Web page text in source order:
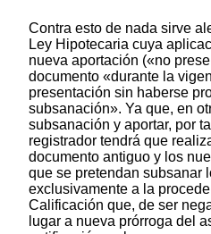
Contra esto de nada sirve
Ley Hipotecaria cuya
nueva aportación («no
documento «durante la
presentación sin haberse
subsanación». Ya que, en
subsanación y aportar, por
registrador tendrá que
documento antiguo y los
que se pretendan subsanar
exclusivamente a la
Calificación que, de ser
lugar a nueva prórroga del